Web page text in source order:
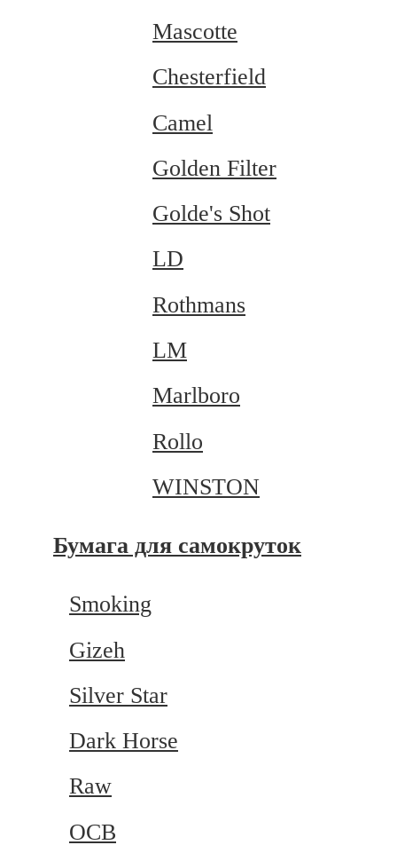
Mascotte
Chesterfield
Camel
Golden Filter
Golde's Shot
LD
Rothmans
LM
Marlboro
Rollo
WINSTON
Бумага для самокруток
Smoking
Gizeh
Silver Star
Dark Horse
Raw
OCB